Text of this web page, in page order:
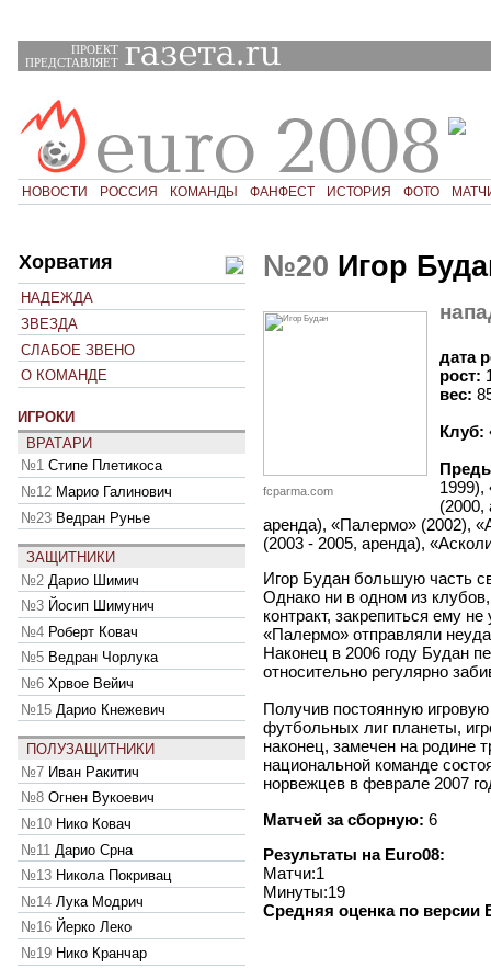
ПРОЕКТ
ПРЕДСТАВЛЯЕТ
НОВОСТИ РОССИЯ КОМАНДЫ ФАНФЕСТ ИСТОРИЯ ФОТО
Хорватия
НАДЕЖДА
ЗВЕЗДА
СЛАБОЕ ЗВЕНО
О КОМАНДЕ
ИГРОКИ
ВРАТАРИ
№1 Стипе Плетикоса
№12 Марио Галинович
№23 Ведран Рунье
ЗАЩИТНИКИ
№2 Дарио Шимич
№3 Йосип Шимунич
№4 Роберт Ковач
№5 Ведран Чорлука
№6 Хрвое Вейич
№15 Дарио Кнежевич
ПОЛУЗАЩИТНИКИ
№7 Иван Ракитич
№8 Огнен Вукоевич
№10 Нико Ковач
№11 Дарио Срна
№13 Никола Покривац
№14 Лука Модрич
№16 Йерко Леко
№19 Нико Кранчар
№20 Игор
fcparma.com
дата
рост:
вес:
Клуб:
1999),
(2000,
аренда), «Палермо» (2002),
(2003 - 2005, аренда),
Игор Будан большую часть
Однако ни в одном из
контракт, закрепиться ему
«Палермо» отправляли
Наконец в 2006 году Будан
относительно регулярно
Получив постоянную
футбольных лиг планеты,
наконец, замечен на родине
национальной команде
норвежцев в феврале 2007
Матчей за сборную: 6
Результаты на Euro08:
Матчи:1
Минуты:19
Средняя оценка по версии